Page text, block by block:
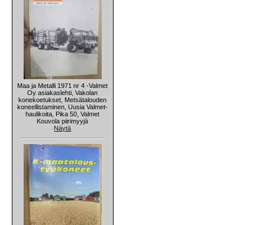
Maa ja Metalli 1971 nr 4 -Valmet
Oy asiakaslehti, Vakolan
konekoetukset, Metsätalouden
koneellistaminen, Uusia Valmet-
haulikoita, Pika 50, Valmet
Kouvola piirimyyjä
Näytä